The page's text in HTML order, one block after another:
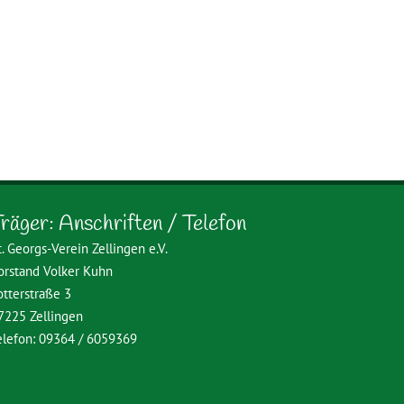
Anschriften / Telefon
Georgs-Verein Zellingen e.V.
Volker Kuhn
3
Zellingen
09364 / 6059369